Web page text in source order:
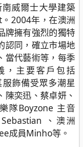
威爾士大學建築
2004年，在澳洲
牌擁有強烈的獨特
認同，確立市場地
當代藝術等，每季
，主要客戶包括
服飾備受眾多潮星
奕迅、蔡卓妍、
隊Boyzone 主音
、澳洲
成員Minho等。